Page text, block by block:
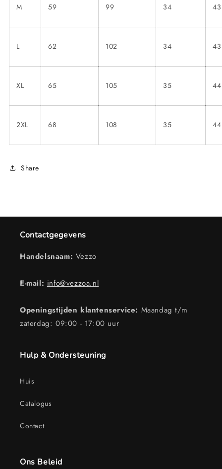
M 59 99 34 43
L 62 102 34 43
XL 65 105 35 44
2XL 68 108 35 44
Share
Contactgegevens
Handelsnaam: Vezzo
E-mail:info@vezzoa.nl
Openingstijden klantenservice: Maandag t/m
zaterdag: 09:00 - 17:00 uur
Hulp & Ondersteuning
Huis
Catalogus
Contact
Ons Beleid